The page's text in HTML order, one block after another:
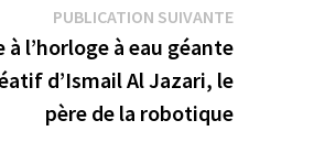
PUBLICATION SUIVANTEPublication
suivante :
l’horloge à eau géante
d’Ismail Al Jazari, le
père de la robotique